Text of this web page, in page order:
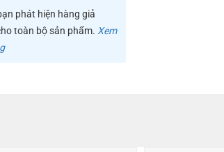
phát hiện hàng giả
toàn bộ sản phẩm. Xem